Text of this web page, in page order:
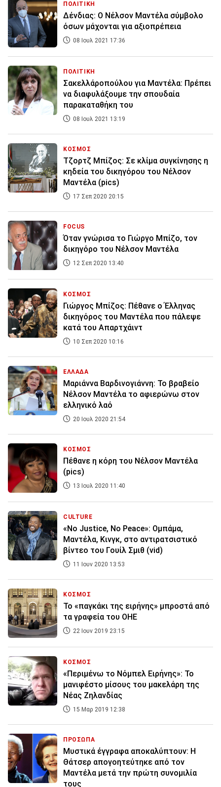
ΠΟΛΙΤΙΚΗ
Δένδιας: Ο Νέλσον Μαντέλα σύμβολο
όσων μάχονται για αξιοπρέπεια
08 Ιουλ 2021 17:36
ΠΟΛΙΤΙΚΗ
Σακελλάροπούλου για Μαντέλα: Πρέπει
να διαφυλάξουμε την σπουδαία
παρακαταθήκη του
08 Ιουλ 2021 13:19
ΚΟΣΜΟΣ
Τζορτζ Μπίζος: Σε κλίμα συγκίνησης η
κηδεία του δικηγόρου του Νέλσον
Μαντέλα (pics)
17 Σεπ 2020 20:15
FOCUS
Όταν γνώρισα το Γιώργο Μπίζο, τον
δικηγόρο του Νέλσον Μαντέλα
12 Σεπ 2020 13:40
ΚΟΣΜΟΣ
Γιώργος Μπίζος: Πέθανε ο Έλληνας
δικηγόρος του Μαντέλα που πάλεψε
κατά του Απαρτχάιντ
10 Σεπ 2020 10:16
ΕΛΛΑΔΑ
Μαριάννα Βαρδινογιάννη: Το βραβείο
Νέλσον Μαντέλα το αφιερώνω στον
ελληνικό λαό
20 Ιουλ 2020 21:54
ΚΟΣΜΟΣ
Πέθανε η κόρη του Νέλσον Μαντέλα
(pics)
13 Ιουλ 2020 11:40
CULTURE
«No Justice, No Peace»: Ομπάμα,
Μαντέλα, Κινγκ, στο αντιρατσιστικό
βίντεο του Γουίλ Σμιθ (vid)
11 Ιουν 2020 13:53
ΚΟΣΜΟΣ
Το «παγκάκι της ειρήνης» μπροστά από
τα γραφεία του ΟΗΕ
22 Ιουν 2019 23:15
ΚΟΣΜΟΣ
«Περιμένω το Νόμπελ Ειρήνης»: Το
μανιφέστο μίσους του μακελάρη της
Νέας Ζηλανδίας
15 Μαρ 2019 12:38
ΠΡΟΣΩΠΑ
Μυστικά έγγραφα αποκαλύπτουν: Η
Θάτσερ απογοητεύτηκε από τον
Μαντέλα μετά την πρώτη συνομιλία
τους